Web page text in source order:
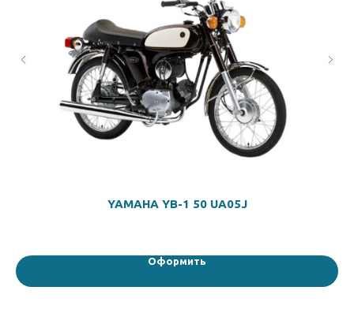
YAMAHA YB-1 50 UA05J
Оформить